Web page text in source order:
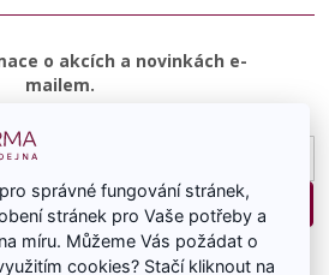
o akcích a novinkách e-
mailem.
adresa
Přihlásit
zasíláním e-mailové komunikace.
správné fungování stránek,
stránek pro Vaše potřeby a
míru. Můžeme Vás požádat o
cookies? Stačí kliknout na